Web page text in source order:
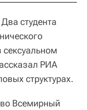
Два студента
сексуальном
РИА
структурах.
Всемирный